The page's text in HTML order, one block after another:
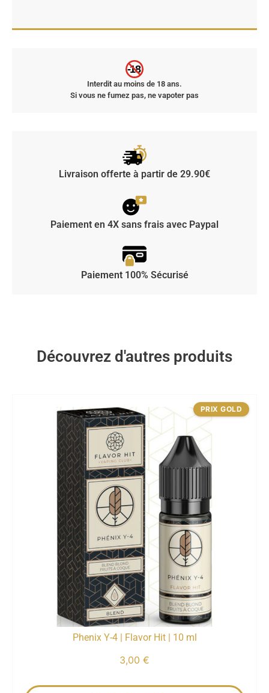
-18
Interdit au moins de 18 ans.
Si vous ne fumez pas, ne vapoter pas
Livraison offerte à partir de 29.90€
Paiement en 4X sans frais avec Paypal
Paiement 100% Sécurisé
Découvrez d'autres produits
Phenix Y-4 | Flavor Hit | 10 ml
3,00 €
PRIX GOLD